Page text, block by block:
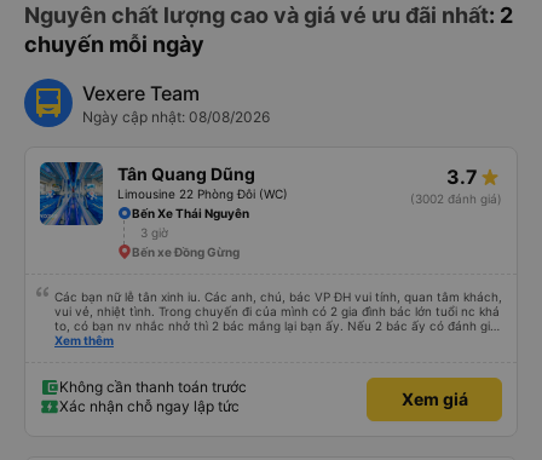
Nguyên chất lượng cao và giá vé ưu đãi nhất: 2
chuyến mỗi ngày
Vexere Team
Ngày cập nhật: 08/08/2026
Tân Quang Dũng
Limousine 22 Phòng Đôi (WC)
3.7
(3002 đánh giá)
Bến Xe Thái Nguyên
3 giờ
Bến xe Đồng Gừng
Các bạn nữ lễ tân xinh iu. Các anh, chú, bác VP ĐH vui tính, quan tâm khách,
vui vẻ, nhiệt tình. Trong chuyến đi của mình có 2 gia đình bác lớn tuổi nc khá
to, có bạn nv nhắc nhở thì 2 bác mắng lại bạn ấy. Nếu 2 bác ấy có đánh giá
xấu thì mình ngược lại nha. Bạn ấy nhắc nhở rất đúng. 2 bác nói rất to. To
bạn ấy nha. Nếu bạn ấy bị trừ thì bảo bạn ấy liên hệ sđt của mình, mình hỗ
trợ ạ. Số mình đuôi 666, chuyến ĐH-NT ngày 16/1. À các bạn nữ lễ tân xinh
iu còn đổi cho mình phòng đơn sang đôi xong còn note là (một mình) yêu
Xem thêm
Không cần thanh toán trước
Xác nhận chỗ ngay lập tức
Xem giá